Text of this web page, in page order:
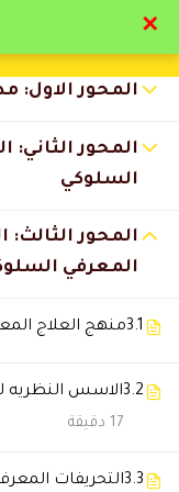
تواصل
المحور الاول:
المحور الثاني:
السلوكي
المحور
المعرفي
3.1منهج العلاج
3.2الاسس النظريه
17 دقيقة
3.3التحريفات
✕